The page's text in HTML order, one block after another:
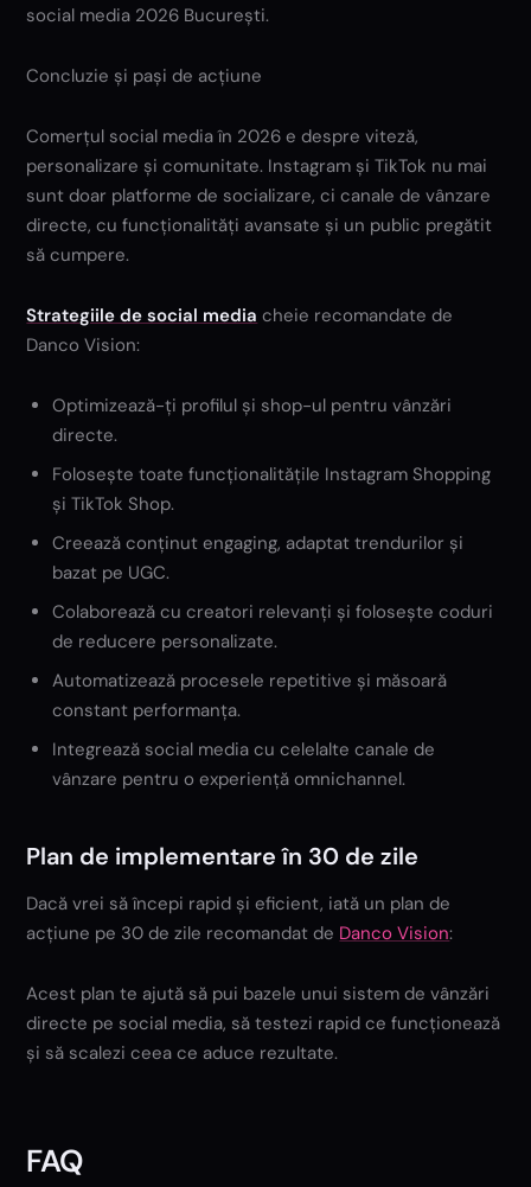
social media 2026 București.
Concluzie și pași de acțiune
Comerțul social media în 2026 e despre viteză,
personalizare și comunitate. Instagram și TikTok nu mai
sunt doar platforme de socializare, ci canale de vânzare
directe, cu funcționalități avansate și un public pregătit
să cumpere.
Strategiile de social media cheie recomandate de
Danco Vision:
Optimizează-ți profilul și shop-ul pentru vânzări
directe.
Folosește toate funcționalitățile Instagram Shopping
și TikTok Shop.
Creează conținut engaging, adaptat trendurilor și
bazat pe UGC.
Colaborează cu creatori relevanți și folosește coduri
de reducere personalizate.
Automatizează procesele repetitive și măsoară
constant performanța.
Integrează social media cu celelalte canale de
vânzare pentru o experiență omnichannel.
Plan de implementare în 30 de zile
Dacă vrei să începi rapid și eficient, iată un plan de
acțiune pe 30 de zile recomandat de Danco Vision:
Acest plan te ajută să pui bazele unui sistem de vânzări
directe pe social media, să testezi rapid ce funcționează
și să scalezi ceea ce aduce rezultate.
FAQ